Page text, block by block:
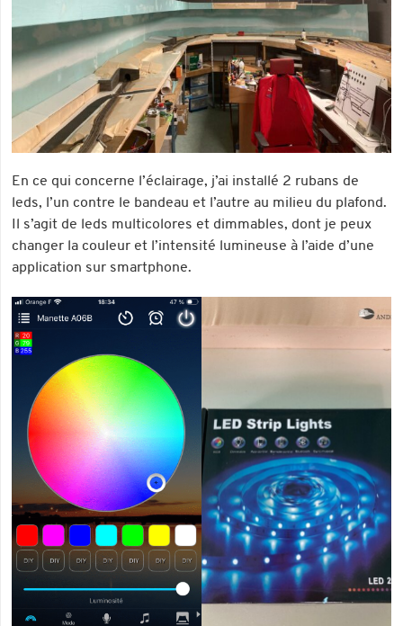
En ce qui concerne l’éclairage, j’ai installé 2 rubans de
leds, l’un contre le bandeau et l’autre au milieu du plafond.
Il s’agit de leds multicolores et dimmables, dont je peux
changer la couleur et l’intensité lumineuse à l’aide d’une
application sur smartphone.